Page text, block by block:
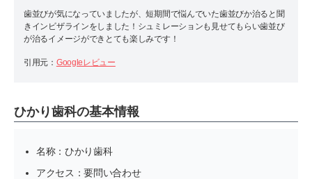
歯並びが気になっていましたが、短期間で悩んでいた歯並びか治ると聞
きインビザラインをしました！シュミレーションも見せてもらい歯並び
が治るイメージができとても楽しみです！
引用元： Googleレビュー
ひかり歯科の基本情報
名称：ひかり歯科
アクセス：要問い合わせ